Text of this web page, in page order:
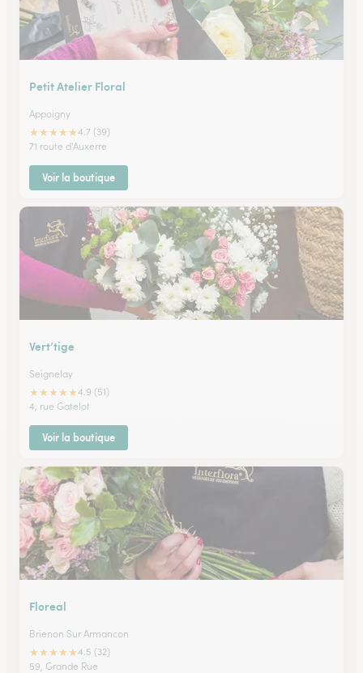
Petit Atelier Floral
Appoigny
★★★★★4.7 (39)
71 route d'Auxerre
Voir la boutique
Vert’tige
Seignelay
★★★★★4.9 (51)
4, rue Gatelot
Voir la boutique
Floreal
Brienon Sur Armancon
★★★★★4.5 (32)
59, Grande Rue